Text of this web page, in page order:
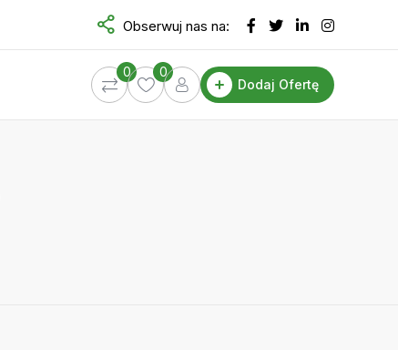
Obserwuj nas na:
0
0
Dodaj Ofertę